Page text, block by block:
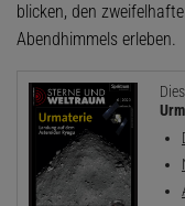
blicken, den
Abendhimmels erleben.